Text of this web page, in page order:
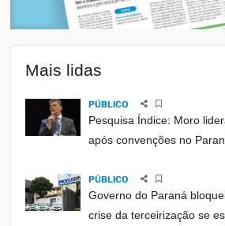
Mais lidas
PÚBLICO
Pesquisa Índice: Moro
após convenções no
PÚBLICO
Governo do Paraná
crise da terceirização se